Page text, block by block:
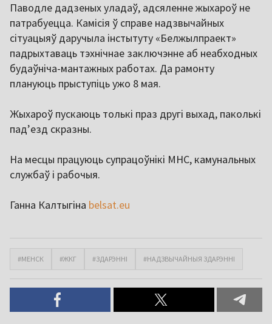
Паводле дадзеных уладаў, адсяленне жыхароў не
патрабуецца. Камісія ў справе надзвычайных
сітуацыяў даручыла інстытуту «Белжылпраект»
падрыхтаваць тэхнічнае заключэнне аб неабходных
будаўніча-мантажных работах. Да рамонту
плануюць прыступіць ужо 8 мая.
Жыхароў пускаюць толькі праз другі выхад, паколькі
пад’езд скразны.
На месцы працуюць супрацоўнікі МНС, камунальных
службаў і рабочыя.
Ганна Калтыгіна belsat.eu
#МЕНСК #ЖКГ #ЗДАРЭННІ #НАДЗВЫЧАЙНЫЯ ЗДАРЭННІ